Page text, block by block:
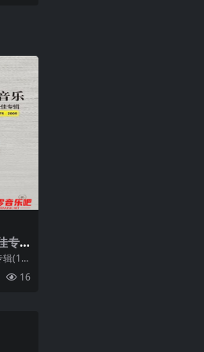
专
辑(19
藏
16